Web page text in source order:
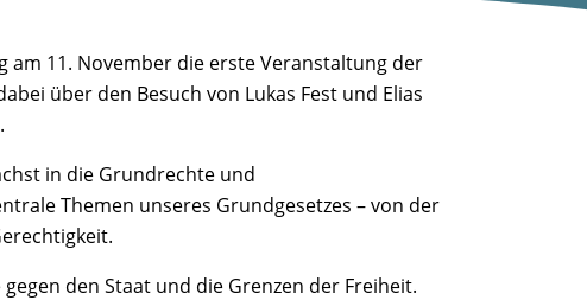
am 11. November die erste Veranstaltung der
über den Besuch von Lukas Fest und Elias
in die Grundrechte und
Themen unseres Grundgesetzes – von der
den Staat und die Grenzen der Freiheit.